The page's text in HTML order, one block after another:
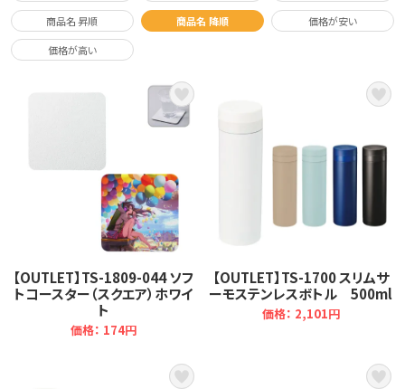
商品名 昇順 商品名 降順 価格が安い
価格が高い
【OUTLET】TS-1809-044 ソフ
トコースター（スクエア）ホワイ
ト
価格： 174円
【OUTLET】TS-1700 スリムサ
ーモステンレスボトル 500ml
価格： 2,101円